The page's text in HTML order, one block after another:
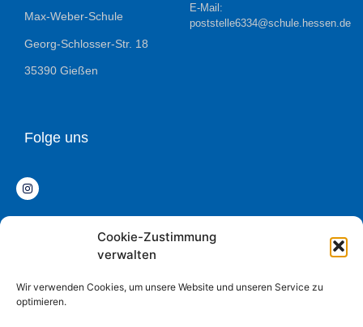
Cookie-Zustimmung
verwalten
Wir verwenden Cookies, um unsere Website und unseren Service zu
optimieren.
Max-Weber-Schule
Georg-Schlosser-Str. 18
35390 Gießen
E-Mail:
poststelle6334@schule.hessen.de
Folge uns
Datenschutz